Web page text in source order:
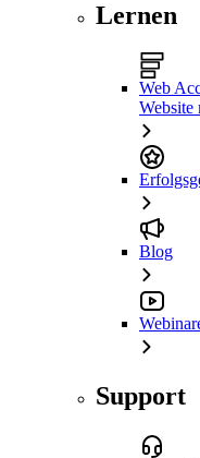
Lernen
Web
Website
Blog
Support